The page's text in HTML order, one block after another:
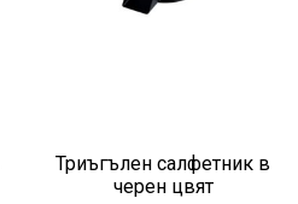
Триъгълен салфетник в
черен цвят